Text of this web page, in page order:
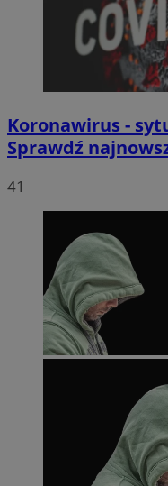
Koronawirus -
Sprawdź
41